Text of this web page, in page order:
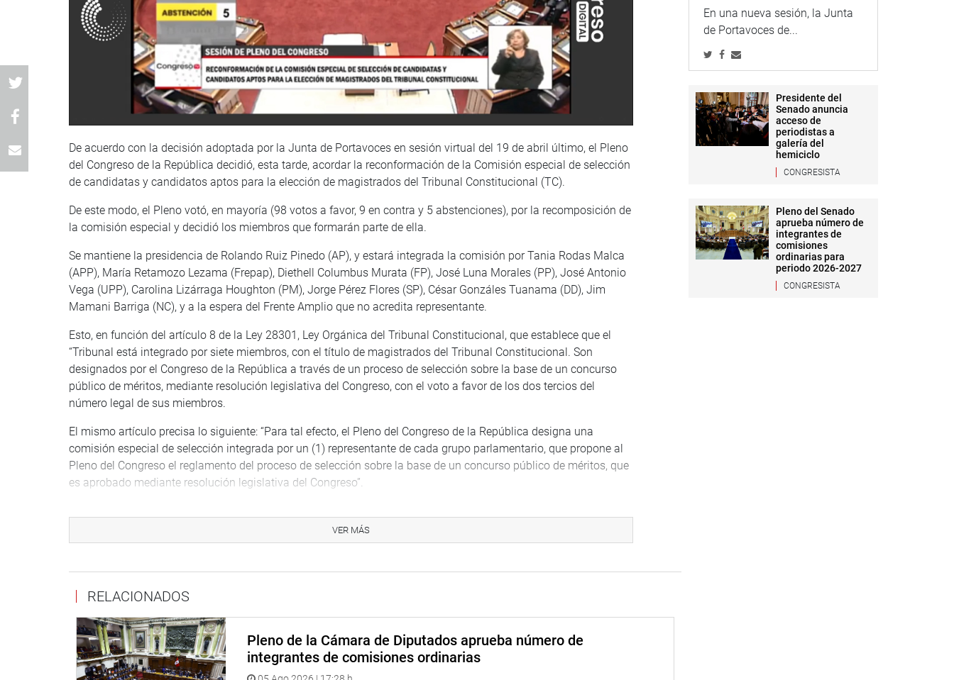
De acuerdo con la decisión adoptada por la Junta de Portavoces en sesión virtual del 19 de abril último, el Pleno
del Congreso de la República decidió, esta tarde, acordar la reconformación de la Comisión especial de selección
de candidatas y candidatos aptos para la elección de magistrados del Tribunal Constitucional (TC).
De este modo, el Pleno votó, en mayoría (98 votos a favor, 9 en contra y 5 abstenciones), por la recomposición de
la comisión especial y decidió los miembros que formarán parte de ella.
Se mantiene la presidencia de Rolando Ruiz Pinedo (AP), y estará integrada la comisión por Tania Rodas Malca
(APP), María Retamozo Lezama (Frepap), Diethell Columbus Murata (FP), José Luna Morales (PP), José Antonio
Vega (UPP), Carolina Lizárraga Houghton (PM), Jorge Pérez Flores (SP), César Gonzáles Tuanama (DD), Jim
Mamani Barriga (NC), y a la espera del Frente Amplio que no acredita representante.
Esto, en función del artículo 8 de la Ley 28301, Ley Orgánica del Tribunal Constitucional, que establece que el
“Tribunal está integrado por siete miembros, con el título de magistrados del Tribunal Constitucional. Son
designados por el Congreso de la República a través de un proceso de selección sobre la base de un concurso
público de méritos, mediante resolución legislativa del Congreso, con el voto a favor de los dos tercios del
número legal de sus miembros.
El mismo artículo precisa lo siguiente: “Para tal efecto, el Pleno del Congreso de la República designa una
comisión especial de selección integrada por un (1) representante de cada grupo parlamentario, que propone al
Pleno del Congreso el reglamento del proceso de selección sobre la base de un concurso público de méritos, que
es aprobado mediante resolución legislativa del Congreso”.
efectuó la comisión que preside desde su creación hasta noviembre, cuando se desestimaron sus tareas, debido
a la crisis política que se impuso al país.
Ruiz Pinedo enfatizó su labor desde la presentación del cronograma de trabajo, el 10 de noviembre de 2020, y
cuando el 10 de diciembre siguiente se consultó a los miembros del grupo sobre la continuidad de la comisión;
Asimismo, informó que el personal siguió trabajando, se cumplió con devolver las carpetas no aceptadas, sobre
la base de 29 postulantes, ya que hubo un renunciante, se ha reprogramado el cronograma, y el último borrador
propone iniciar labores desde mayo del presente año.
VER MÁS
RELACIONADOS
Pleno de la Cámara de Diputados aprueba número de
integrantes de comisiones ordinarias
En una nueva sesión, la Junta
de Portavoces de...
Presidente del
Senado anuncia
acceso de
periodistas a
galería del
hemiciclo
CONGRESISTA
Pleno del Senado
aprueba número de
integrantes de
comisiones
ordinarias para
periodo 2026-2027
CONGRESISTA